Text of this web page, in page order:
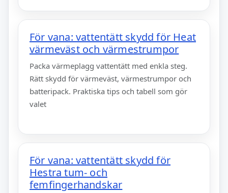
För vana: vattentätt skydd för Heat
värmeväst och värmestrumpor
Packa värmeplagg vattentätt med enkla steg.
Rätt skydd för värmeväst, värmestrumpor och
batteripack. Praktiska tips och tabell som gör
valet
För vana: vattentätt skydd för
Hestra tum- och
femfingerhandskar